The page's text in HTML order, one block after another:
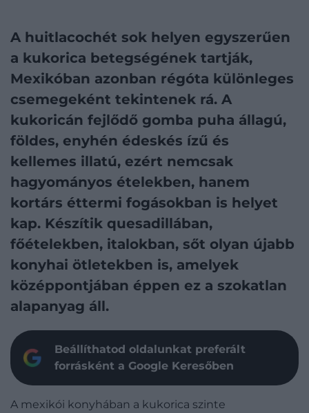
A huitlacochét sok helyen egyszerűen
a kukorica betegségének tartják,
Mexikóban azonban régóta különleges
csemegeként tekintenek rá. A
kukoricán fejlődő gomba puha állagú,
földes, enyhén édeskés ízű és
kellemes illatú, ezért nemcsak
hagyományos ételekben, hanem
kortárs éttermi fogásokban is helyet
kap. Készítik quesadillában,
főételekben, italokban, sőt olyan újabb
konyhai ötletekben is, amelyek
középpontjában éppen ez a szokatlan
alapanyag áll.
Beállíthatod oldalunkat preferált
forrásként a Google Keresőben
A mexikói konyhában a kukorica szinte